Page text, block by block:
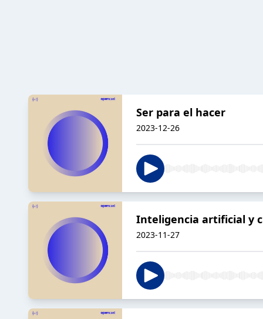
Ser para el hacer
2023-12-26
Inteligencia artificial y
2023-11-27